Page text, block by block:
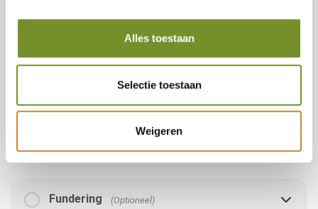
Alles toestaan
Selectie toestaan
Weigeren
Voorbehandeling (Optioneel)
(Optioneel)
Fundering (Optioneel)